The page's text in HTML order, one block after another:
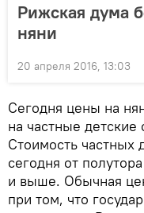
Рижская дума
няни
20 апреля 2016, 13:03
Сегодня цены на
на частные
Стоимость
сегодня от
и выше. Обычная
при том, что